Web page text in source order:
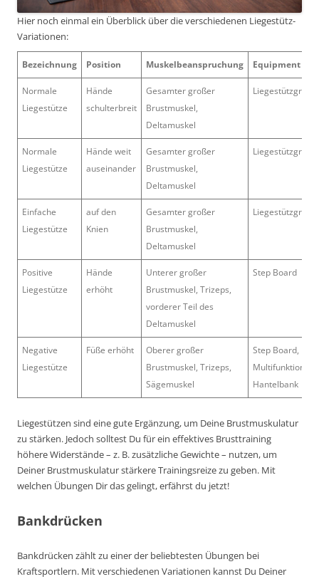
Hier noch einmal ein Überblick über die verschiedenen Liegestütz-
Variationen:
Bezeichnung Position Muskelbeanspruchung Equipment
Normale
Liegestütze
Hände
schulterbreit
Gesamter großer
Brustmuskel,
Deltamuskel
Liegestützgriffe
Normale
Liegestütze
Hände weit
auseinander
Gesamter großer
Brustmuskel,
Deltamuskel
Liegestützgriffe
Einfache
Liegestütze
auf den
Knien
Gesamter großer
Brustmuskel,
Deltamuskel
Liegestützgriffe
Positive
Liegestütze
Hände
erhöht
Unterer großer
Brustmuskel, Trizeps,
vorderer Teil des
Deltamuskel
Step Board
Negative
Liegestütze
Füße erhöht
Oberer großer
Brustmuskel, Trizeps,
Sägemuskel
Step Board,
Hantelbank
Liegestützen sind eine gute Ergänzung, um Deine Brustmuskulatur
zu stärken. Jedoch solltest Du für ein effektives Brusttraining
höhere Widerstände – z. B. zusätzliche Gewichte – nutzen, um
Deiner Brustmuskulatur stärkere Trainingsreize zu geben. Mit
welchen Übungen Dir das gelingt, erfährst du jetzt!
Bankdrücken
Bankdrücken zählt zu einer der beliebtesten Übungen bei
Kraftsportlern. Mit verschiedenen Variationen kannst Du Deiner